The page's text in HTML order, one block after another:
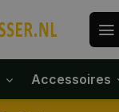
Accessoires